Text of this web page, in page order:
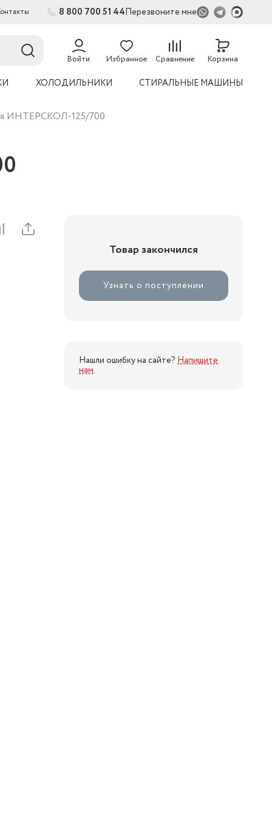
8 800 700 51 44Перезвоните мне
Войти Избранное Сравнение Корзина
ХОЛОДИЛЬНИКИ СТИРАЛЬНЫЕ МАШИНЫ
ИНТЕРСКОЛ-125/700
Товар закончился
Узнать о поступлении
Нашли ошибку на сайте? Напишите
нам.